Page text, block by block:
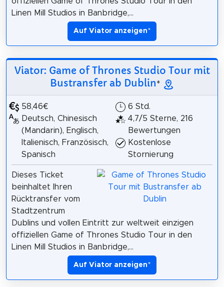
Linen Mill Studios in Banbridge,...
Auf Viator anzeigen*
Viator: Game of Thrones Studio Tour mit
Bustransfer ab Dublin*
58,46€
Deutsch, Chinesisch
(Mandarin), Englisch,
Italienisch, Französisch,
Spanisch
6 Std.
4,7/5 Sterne, 216
Bewertungen
Kostenlose
Stornierung
Dieses Ticket
beinhaltet Ihren
Rücktransfer vom
Stadtzentrum
Dublins und vollen Eintritt zur weltweit einzigen
offiziellen Game of Thrones Studio Tour in den
Linen Mill Studios in Banbridge,...
Auf Viator anzeigen*